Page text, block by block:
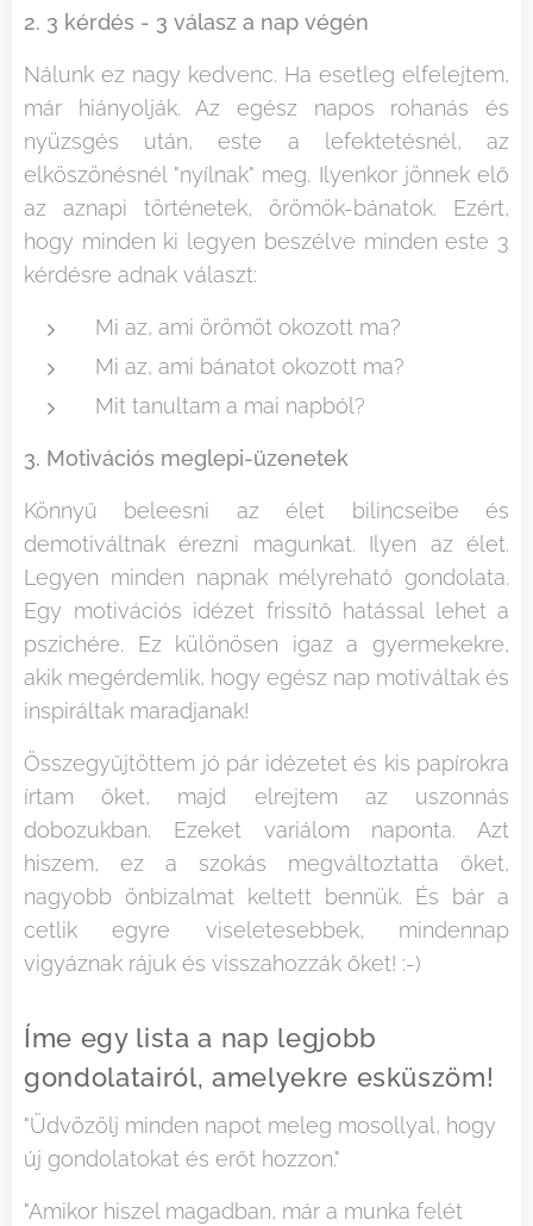
2. 3 kérdés - 3 válasz a nap végén
Nálunk ez nagy kedvenc. Ha esetleg elfelejtem,
már hiányolják. Az egész napos rohanás és
nyüzsgés után, este a lefektetésnél, az
elköszönésnél "nyílnak" meg. Ilyenkor jönnek elő
az aznapi történetek, örömök-bánatok. Ezért,
hogy minden ki legyen beszélve minden este 3
kérdésre adnak választ:
Mi az, ami örömöt okozott ma?
Mi az, ami bánatot okozott ma?
Mit tanultam a mai napból?
3. Motivációs meglepi-üzenetek
Könnyű beleesni az élet bilincseibe és
demotiváltnak érezni magunkat. Ilyen az élet.
Legyen minden napnak mélyreható gondolata.
Egy motivációs idézet frissítő hatással lehet a
pszichére. Ez különösen igaz a gyermekekre,
akik megérdemlik, hogy egész nap motiváltak és
inspiráltak maradjanak!
Összegyűjtöttem jó pár idézetet és kis papírokra
írtam őket, majd elrejtem az uszonnás
dobozukban. Ezeket variálom naponta. Azt
hiszem, ez a szokás megváltoztatta őket,
nagyobb önbizalmat keltett bennük. És bár a
cetlik egyre viseletesebbek, mindennap
vigyáznak rájuk és visszahozzák őket! :-)
Íme egy lista a nap legjobb
gondolatairól, amelyekre esküszöm!
"Üdvözölj minden napot meleg mosollyal, hogy
új gondolatokat és erőt hozzon."
"Amikor hiszel magadban, már a munka felét